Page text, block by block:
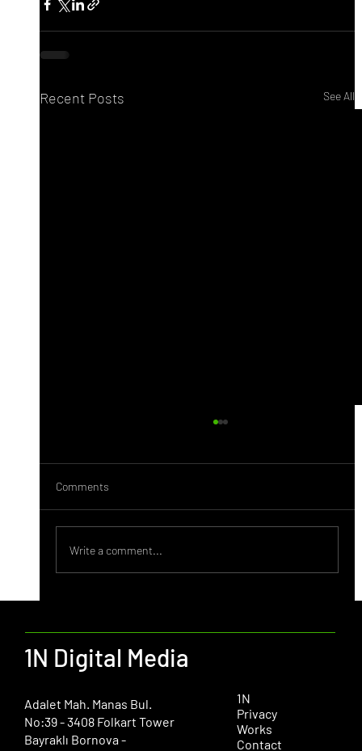
Recent Posts See All
Behance Nedir?
Comments
Write a comment...
​Adalet Mah. Manas Bul.
No:39 - 3408 Folkart Tower
Bayraklı Bornova -
1N Digital Media
1N
Privacy
Works
Contact